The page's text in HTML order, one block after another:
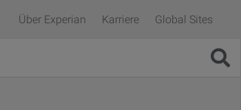
Über Experian Karriere Global Sites